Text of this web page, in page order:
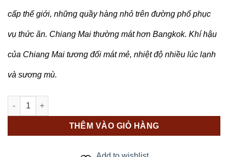
cấp thế giới, những quầy hàng nhỏ trên đường phố phục
vụ thức ăn. Chiang Mai thường mát hơn Bangkok. Khí hậu
của Chiang Mai tương đối mát mẻ, nhiệt độ nhiều lúc lạnh
và sương mù.
THAM QUAN ĐÓA HỒNG PHƯƠNG BẮC TẠI THÁI LAN (5N4Đ)
THÊM VÀO GIỎ HÀNG